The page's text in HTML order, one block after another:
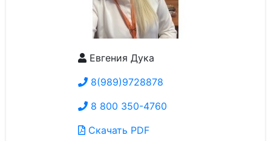
Евгения Дука
8(989)9728878
8 800 350-4760
Скачать PDF